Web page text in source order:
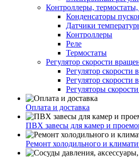
Контроллеры,
Конденсаторы
Датчики
Контроллеры
Реле
Термостаты
Регулятор скорости
Регулятор
Регулятор скорости
Регуляторы
Оплата и доставка
ПВХ завесы для камер и
Ремонт холодильного и